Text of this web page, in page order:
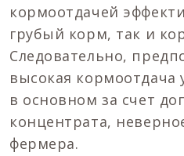
кормоотдачей
грубый корм, так и
Следовательно,
высокая кормоотдача
в основном за счет
концентрата,
фермера.